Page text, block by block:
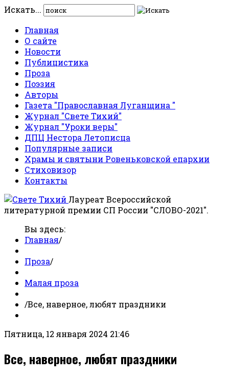
Искать...
Главная
О сайте
Новости
Публицистика
Проза
Поэзия
Авторы
Газета "Православная Луганщина "
Журнал "Свете Тихий"
Журнал "Уроки веры"
ДПЦ Нестора Летописца
Популярные записи
Храмы и святыни Ровеньковской епархии
Стиховизор
Контакты
Лауреат Всероссийской
литературной премии СП России "СЛОВО-2021".
Вы здесь:
Главная/
Проза/
Малая проза
/Все, наверное, любят праздники
Пятница, 12 января 2024 21:46
Все, наверное, любят праздники